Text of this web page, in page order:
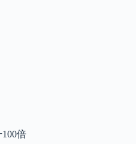
倍